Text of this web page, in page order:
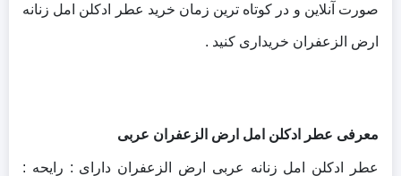
صورت آنلاین و در کوتاه ترین زمان خرید عطر ادکلن امل زنانه
ارض الزعفران خریداری کنید .
معرفی عطر ادکلن امل ارض الزعفران عربی
عطر ادکلن امل زنانه عربی ارض الزعفران دارای : رایحه :